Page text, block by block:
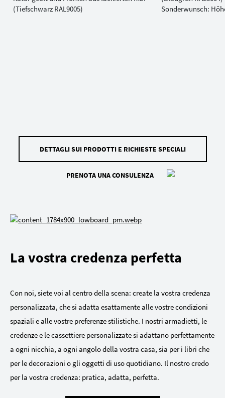
DETTAGLI SUI PRODOTTI E RICHIESTE SPECIALI
PRENOTA UNA CONSULENZA
La vostra credenza perfetta
Con noi, siete voi al centro della scena: create la vostra credenza
personalizzata, che si adatta esattamente alle vostre condizioni
spaziali e alle vostre preferenze stilistiche. I nostri armadietti, le
credenze e le cassettiere personalizzate si adattano perfettamente
a ogni nicchia, a ogni angolo della vostra casa, sia per i libri che
per le decorazioni o gli oggetti di uso quotidiano. Il nostro credo
per la vostra credenza: pratica, adatta, perfetta.